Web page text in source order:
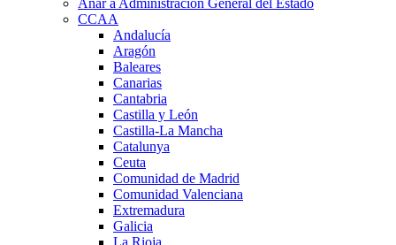
CCAA
Andalucía
Aragón
Baleares
Canarias
Cantabria
Castilla y León
Castilla-La Mancha
Catalunya
Ceuta
Comunidad de Madrid
Comunidad Valenciana
Extremadura
Galicia
La Rioja